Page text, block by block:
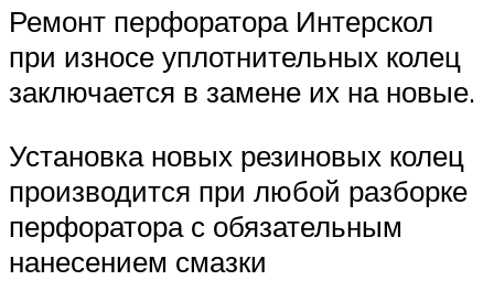
Ремонт перфоратора Интерскол
при износе уплотнительных колец
заключается в замене их на новые.
Установка новых резиновых колец
производится при любой разборке
перфоратора с обязательным
нанесением смазки